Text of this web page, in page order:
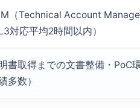
（Technical Account
L3対応平均2時間以内）
書取得までの文書整備・PoC
多数）